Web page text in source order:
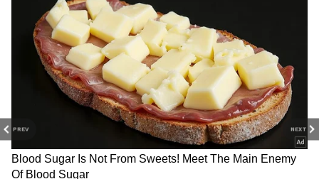
PREV NEXT
కొత్తగా ఉంటుందని పేర్కొన్నారు. ఈ చిత్రంలో చాలా సర్ప్రైజ్
లు ఉండబోతున్నట్లు చిత్ర యూనిట్ లీకులు ఇస్తోంది.
The Paradise Teaser: దసరా
మ్యాజిక్ రిపీట్ అవుతుందా? నాని
ప్యారడైజ్ టీజర్ ఎలా ఉందంటే?
OG-Varun Tej: ఓజీతో కొరియన్‌
కనకరాజు పోలికపై వరుణ్‌ తేజ్‌
క్లారిటీ.. అసలు విషయం
బయటపెట్టిన మెగా ప్రిన్స్